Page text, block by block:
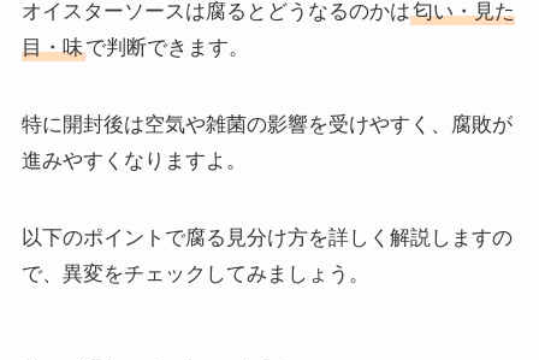
オイスターソースは腐るとどうなるのかは匂い・見た
目・味で判断できます。
特に開封後は空気や雑菌の影響を受けやすく、腐敗が
進みやすくなりますよ。
以下のポイントで腐る見分け方を詳しく解説しますの
で、異変をチェックしてみましょう。